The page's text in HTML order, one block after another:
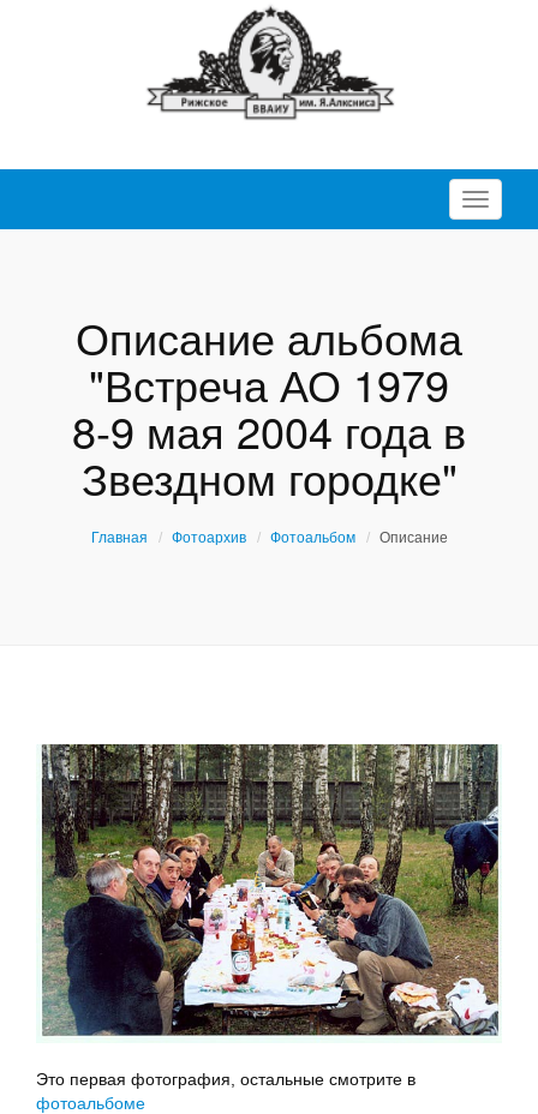
Описание альбома
"Встреча АО 1979
8-9 мая 2004 года в
Звездном городке"
Главная Фотоархив Фотоальбом Описание
Это первая фотография, остальные смотрите в
фотоальбоме